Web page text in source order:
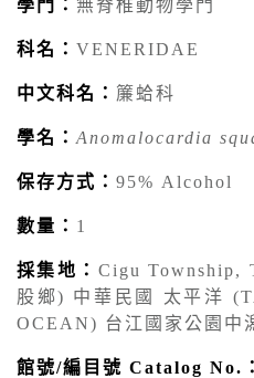
學門： 無脊椎動物學門
科名： VENERIDAE
中文科名： 簾蛤科
學名： Anomalocardia
保存方式： 95% Alcohol
數量： 1
採集地： Cigu Township,
股鄉) 中華民國 太平洋
OCEAN) 台江國家公園中
館號/編目號 Catalog No.：